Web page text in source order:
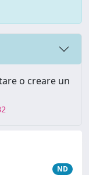
o creare un
ND